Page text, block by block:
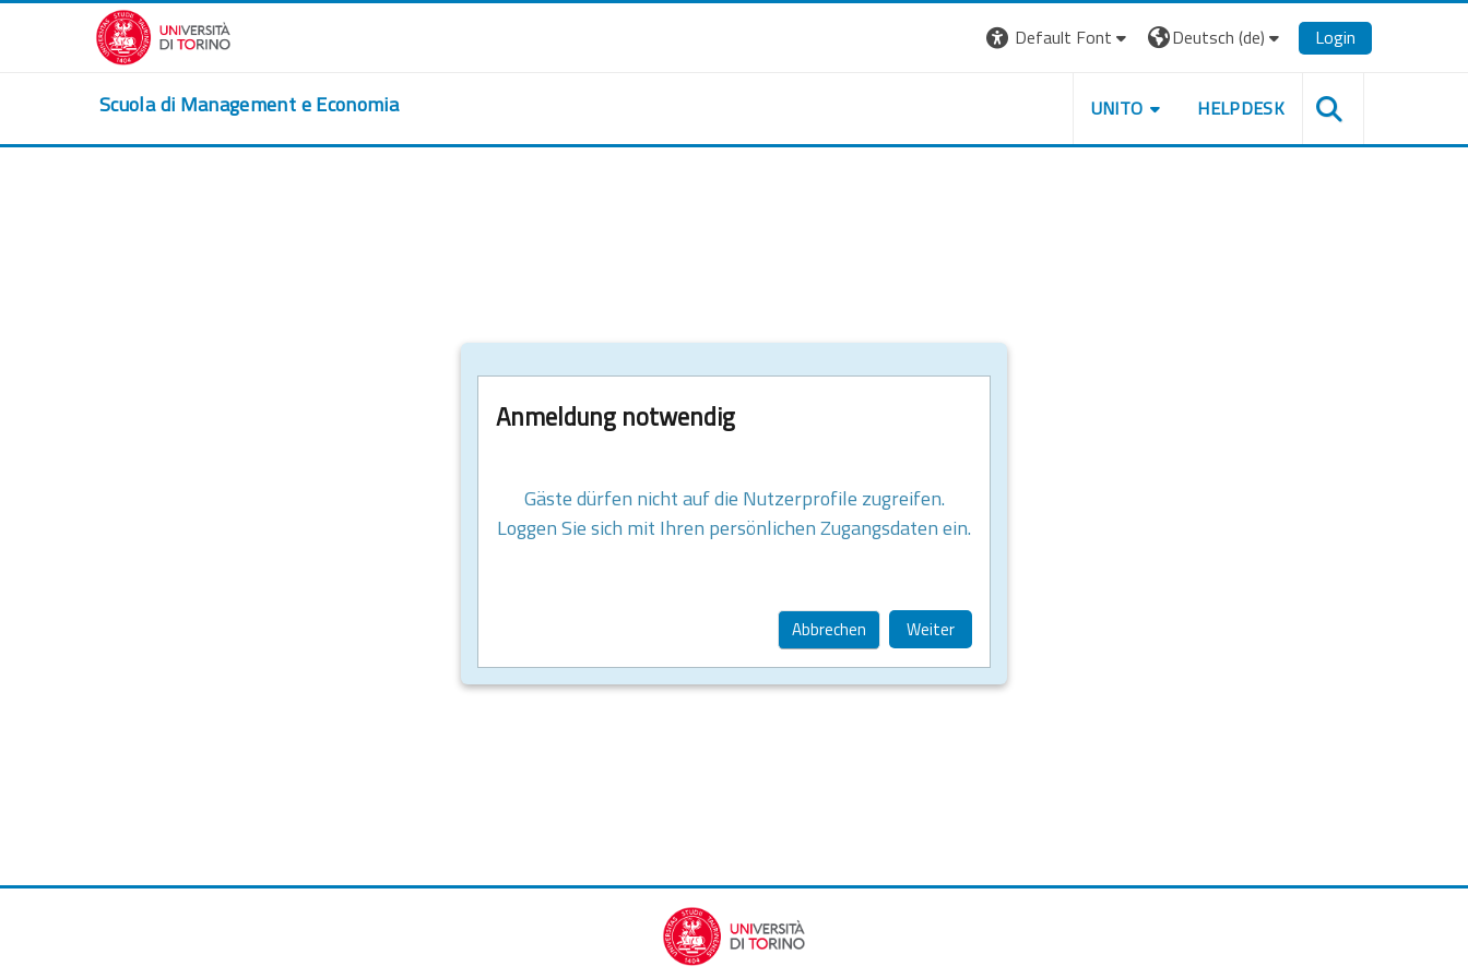
Zum Hauptinhalt
Default Font
Deutsch ‎(de)‎ Login
Scuola di Management e Economia UNITO HELPDESK
Anmeldung notwendig
Gäste dürfen nicht auf die Nutzerprofile zugreifen.
Loggen Sie sich mit Ihren persönlichen Zugangsdaten ein.
Abbrechen Weiter